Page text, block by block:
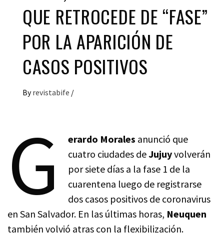
QUE RETROCEDE DE “FASE”
POR LA APARICIÓN DE
CASOS POSITIVOS
By revistabife /
G erardo Morales anunció que
cuatro ciudades deJujuyvolverán
por siete días a la fase 1 de la
cuarentena luego de registrarse
dos casos positivos de coronavirus
en San Salvador. En las últimas horas, Neuquen
también volvió atras con la flexibilización.